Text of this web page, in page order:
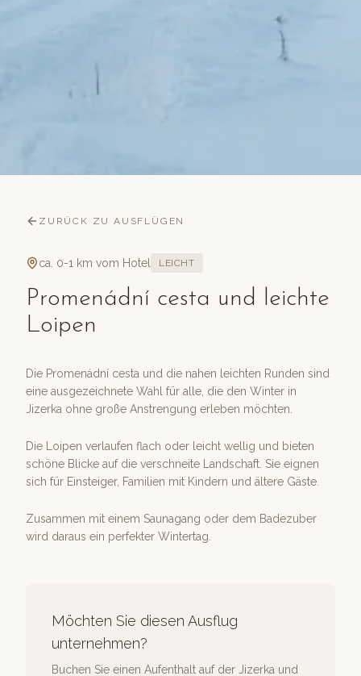
ZURÜCK ZU AUSFLÜGEN
ca. 0-1 km vom Hotel LEICHT
Promenádní cesta und leichte
Loipen
Die Promenádní cesta und die nahen leichten Runden sind
eine ausgezeichnete Wahl für alle, die den Winter in
Jizerka ohne große Anstrengung erleben möchten.
Die Loipen verlaufen flach oder leicht wellig und bieten
schöne Blicke auf die verschneite Landschaft. Sie eignen
sich für Einsteiger, Familien mit Kindern und ältere Gäste.
Zusammen mit einem Saunagang oder dem Badezuber
wird daraus ein perfekter Wintertag.
Möchten Sie diesen Ausflug
unternehmen?
Buchen Sie einen Aufenthalt auf der Jizerka und